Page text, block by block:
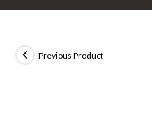
Previous Product